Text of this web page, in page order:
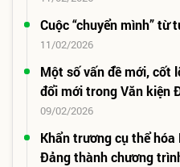
Cuộc “chuyển mình” từ
11/02/2026
Một số vấn đề mới, cốt
đổi mới trong Văn kiện
09/02/2026
Khẩn trương cụ thể
Đảng thành chương